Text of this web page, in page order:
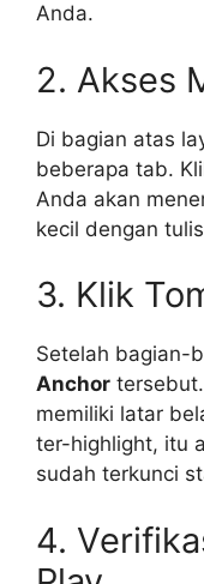
Anda.
2. Akses
Di bagian atas
beberapa tab.
Anda akan
kecil dengan
3. Klik
Setelah bagian-
Anchor
memiliki latar
ter-highlight, itu
sudah terkunci
4.